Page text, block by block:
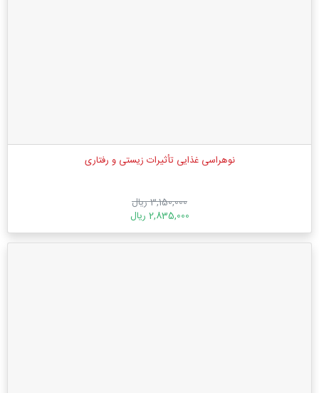
نوهراسی غذایی تأثیرات زیستی و رفتاری
3,150,000 ریال
2,835,000 ریال